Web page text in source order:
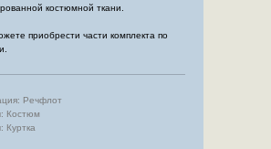
костюмной ткани.
приобрести части комплекта по
Речфлот
Костюм
Куртка